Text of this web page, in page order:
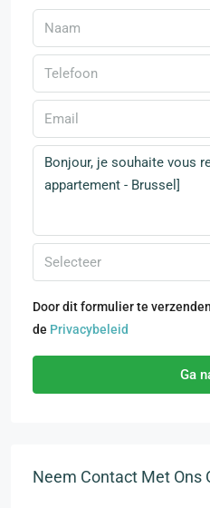
Selecteer
Door dit formulier te
de Privacybeleid
Ga
Neem Contact Met Ons